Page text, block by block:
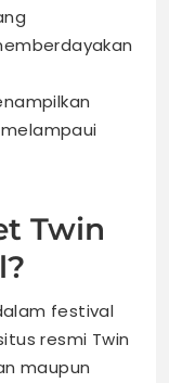
Twin
festival
resmi Twin
maupun